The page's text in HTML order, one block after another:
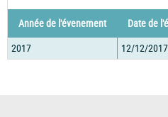
Année de l'évenement Date de
2017
12/12/2017